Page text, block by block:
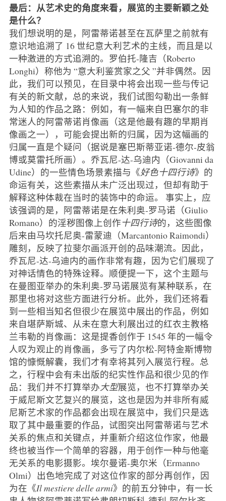
最后：从艺术史的角度来看，展览的主要新颖之处
是什么？
我们想说明的是，阿雷蒂诺甚至在瓦萨里之前就有
意识地追溯了 16 世纪意大利艺术的主线，而且是以
一种激进的方式追溯的。罗伯托-隆吉（Roberto
Longhi）称他为 “意大利鉴赏家之父 ”并非偶然。因
此，我们可以预见，在目录中将会出现一些与传记
有关的新文献，总的来说，我们试图勾勒出一条鲜
为人知的作品之路：例如，有一幅来自巴塞尔的非
常迷人的阿雷蒂诺肖像画（这是他最有趣的早期肖
像画之一），可能会提出新的归属，因为这幅画的
归属一直是个疑问（据说是塞巴斯蒂亚诺-德尔-皮翁
博或莫雷托所画）。乔瓦尼-达-乌迪内（Giovanni da
Udine）的一些情色场景素描与《好色十四行诗》的
命运有关，这些素描从未广泛出现过，但却有助于
解释这种体裁在当时的装饰中的命运。 事实上，应
该强调的是，阿雷蒂诺是在朱利奥-罗马诺（Giulio
Romano）的淫秽图像上创作十四行诗的，这些图像
后来由马坎托尼奥-雷蒙迪（Marcantonio Raimondi）
雕刻，反映了拉斐尔画派开创的品味潮流。因此，
乔瓦尼-达-乌迪内的画作非常有趣，因为它们展现了
对神话情色的特殊诠释。顺便提一下，这个主题与
在曼图亚举办的朱利奥-罗马诺展览有某种联系，在
那里也将对这些方面进行分析。此外，我们还将看
到一些相当知名但很少在展览中展出的作品，例如
来自堪萨斯城、从未在意大利展出过的红衣主教格
兰韦勒的肖像画：这是提香创作于 1545 年的一幅令
人叹为观止的肖像画，多亏了内尔松-阿特金斯博物
馆的慷慨解囊，我们才有幸将其列入展览行程。总
之，行程中会有未出版的纪实性作品和很少见的作
品：我们并不打算举办大型展览，也不打算举办关
于威尼斯文艺复兴的展览，这也是因为并非所有威
尼斯艺术家的作品都会出现在展览中，我们只是选
取了其中最重要的作品，试图突出阿雷蒂诺与艺术
关系的焦点和关键点，并重新介绍这位作家，他最
终也被当作一个简单的容器，用于创作一种与他毫
无关系的电影摄影。埃尔曼诺-奥尔米（Ermanno
Olmi）出色地完成了对这位作家的部分再创作，因
为在《Il mestiere delle armi》的前五分钟中，有一长